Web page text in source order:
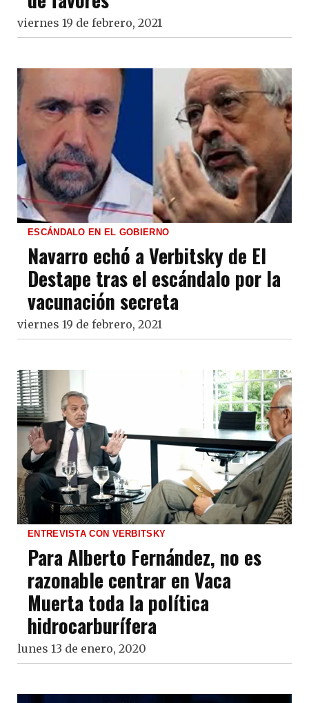
viernes 19 de febrero, 2021
ESCÁNDALO EN EL GOBIERNO
Navarro echó a Verbitsky de El
Destape tras el escándalo por la
vacunación secreta
viernes 19 de febrero, 2021
ENTREVISTA CON VERBITSKY
Para Alberto Fernández, no es
razonable centrar en Vaca
Muerta toda la política
hidrocarburífera
lunes 13 de enero, 2020